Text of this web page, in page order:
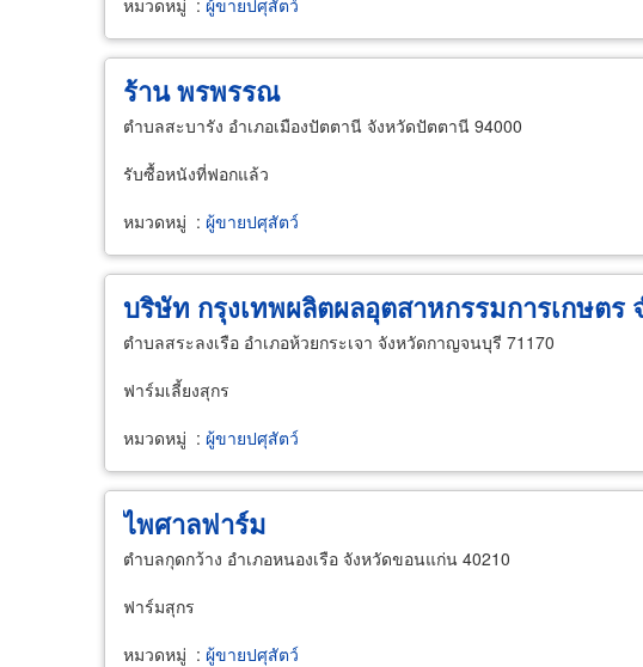
หมวดหมู่ : ผู้ขายปศุสัตว์
ร้าน พรพรรณ
ตำบลสะบารัง อำเภอเมืองปัตตานี จังหวัดปัตตานี 94000
รับซื้อหนังที่ฟอกแล้ว
หมวดหมู่ : ผู้ขายปศุสัตว์
บริษัท กรุงเทพผลิตผลอุตสาหกรรมการเกษตร
ตำบลสระลงเรือ อำเภอห้วยกระเจา จังหวัดกาญจนบุรี 71170
ฟาร์มเลี้ยงสุกร
หมวดหมู่ : ผู้ขายปศุสัตว์
ไพศาลฟาร์ม
ตำบลกุดกว้าง อำเภอหนองเรือ จังหวัดขอนแก่น 40210
ฟาร์มสุกร
หมวดหมู่ : ผู้ขายปศุสัตว์